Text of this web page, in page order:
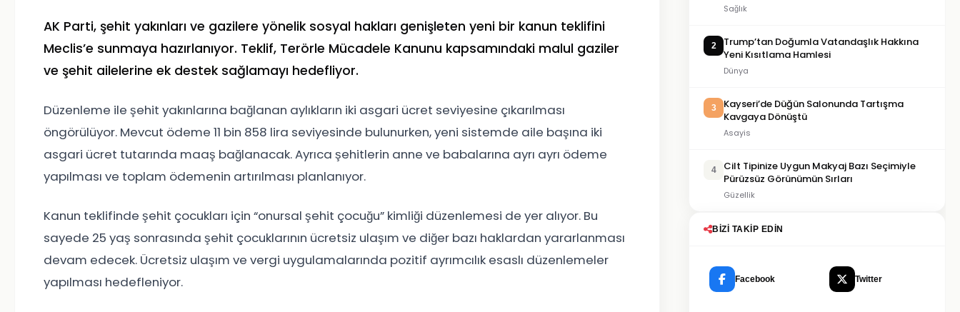
AK Parti, şehit yakınları ve gazilere yönelik sosyal hakları genişleten yeni bir kanun teklifini
Meclis’e sunmaya hazırlanıyor. Teklif, Terörle Mücadele Kanunu kapsamındaki malul gaziler
ve şehit ailelerine ek destek sağlamayı hedefliyor.
Düzenleme ile şehit yakınlarına bağlanan aylıkların iki asgari ücret seviyesine çıkarılması
öngörülüyor. Mevcut ödeme 11 bin 858 lira seviyesinde bulunurken, yeni sistemde aile başına iki
asgari ücret tutarında maaş bağlanacak. Ayrıca şehitlerin anne ve babalarına ayrı ayrı ödeme
yapılması ve toplam ödemenin artırılması planlanıyor.
Kanun teklifinde şehit çocukları için “onursal şehit çocuğu” kimliği düzenlemesi de yer alıyor. Bu
sayede 25 yaş sonrasında şehit çocuklarının ücretsiz ulaşım ve diğer bazı haklardan yararlanması
devam edecek. Ücretsiz ulaşım ve vergi uygulamalarında pozitif ayrımcılık esaslı düzenlemeler
yapılması hedefleniyor.
Sağlık
2
Trump’tan Doğumla Vatandaşlık Hakkına
Yeni Kısıtlama Hamlesi
Dünya
3
Kayseri’de Düğün Salonunda Tartışma
Kavgaya Dönüştü
Asayis
4
Cilt Tipinize Uygun Makyaj Bazı Seçimiyle
Pürüzsüz Görünümün Sırları
Güzellik
BIZI TAKIP EDIN
Facebook Twitter